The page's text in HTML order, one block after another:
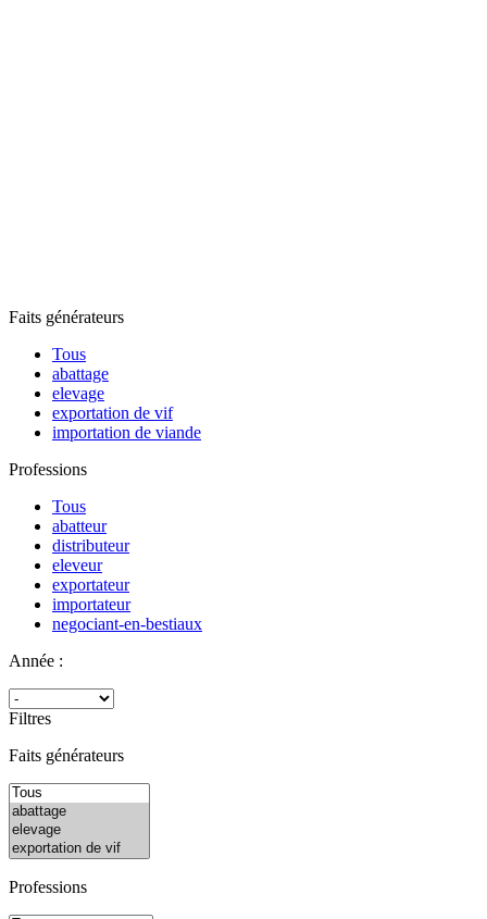
Faits générateurs
Tous
abattage
elevage
exportation de vif
importation de viande
Professions
Tous
abatteur
distributeur
eleveur
exportateur
importateur
negociant-en-bestiaux
Année :
Filtres
Faits générateurs
Professions